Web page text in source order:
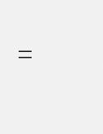
contenu